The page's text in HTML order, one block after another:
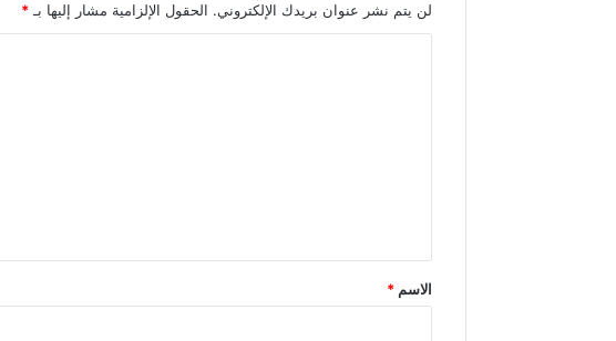
لن يتم نشر عنوان بريدك الإلكتروني. الحقول الإلزامية مشار إليها بـ *
*
الاسم *